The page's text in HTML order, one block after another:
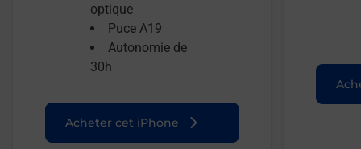
optique
Puce A19
Autonomie de
30h
Acheter cet iPhone